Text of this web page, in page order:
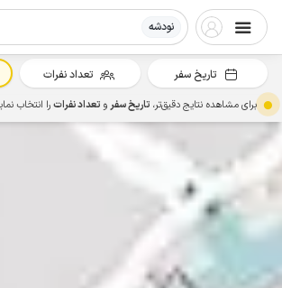
نودشه
تاریخ سفر تعداد نفرات
برای مشاهده نتایج دقیق‌تر، تاریخ سفرو تعداد نفراترا انتخاب